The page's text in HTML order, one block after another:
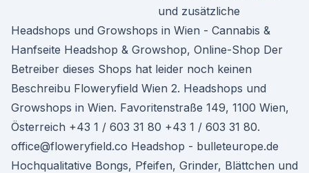
und zusätzliche
Headshops und Growshops in Wien - Cannabis &
Hanfseite Headshop & Growshop, Online-Shop Der
Betreiber dieses Shops hat leider noch keinen
Beschreibu Floweryfield Wien 2. Headshops und
Growshops in Wien. Favoritenstraße 149, 1100 Wien,
Österreich +43 1 / 603 31 80 +43 1 / 603 31 80.
office@floweryfield.co Headshop - bulleteurope.de
Hochqualitative Bongs, Pfeifen, Grinder, Blättchen und